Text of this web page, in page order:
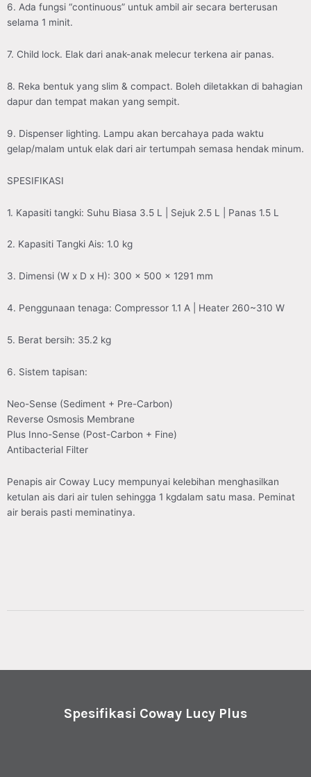
6. Ada fungsi “continuous” untuk ambil air secara berterusan
selama 1 minit.
7. Child lock. Elak dari anak-anak melecur terkena air panas.
8. Reka bentuk yang slim & compact. Boleh diletakkan di bahagian
dapur dan tempat makan yang sempit.
9. Dispenser lighting. Lampu akan bercahaya pada waktu
gelap/malam untuk elak dari air tertumpah semasa hendak minum.
SPESIFIKASI
1. Kapasiti tangki: Suhu Biasa 3.5 L | Sejuk 2.5 L | Panas 1.5 L
2. Kapasiti Tangki Ais: 1.0 kg
3. Dimensi (W x D x H): 300 x 500 x 1291 mm
4. Penggunaan tenaga: Compressor 1.1 A | Heater 260~310 W
5. Berat bersih: 35.2 kg
6. Sistem tapisan:
Neo-Sense (Sediment + Pre-Carbon)
Reverse Osmosis Membrane
Plus Inno-Sense (Post-Carbon + Fine)
Antibacterial Filter
Penapis air Coway Lucy mempunyai kelebihan menghasilkan
ketulan ais dari air tulen sehingga 1 kgdalam satu masa. Peminat
air berais pasti meminatinya.
Spesifikasi Coway Lucy Plus